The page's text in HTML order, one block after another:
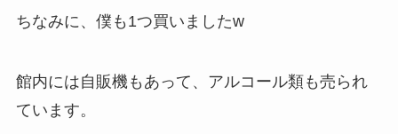
ちなみに、僕も1つ買いましたw
館内には自販機もあって、アルコール類も売られ
ています。